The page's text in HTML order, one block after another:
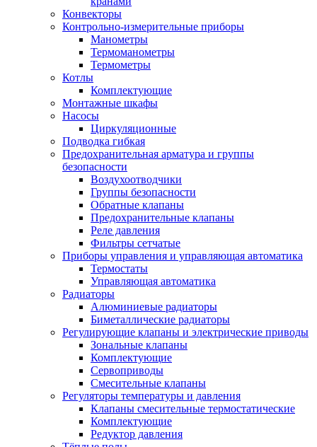
Конвекторы
Контрольно-измерительные приборы
Манометры
Термоманометры
Термометры
Котлы
Комплектующие
Монтажные шкафы
Насосы
Циркуляционные
Подводка гибкая
Предохранительная арматура и группы
безопасности
Воздухоотводчики
Группы безопасности
Обратные клапаны
Предохранительные клапаны
Реле давления
Фильтры сетчатые
Приборы управления и управляющая автоматика
Термостаты
Управляющая автоматика
Радиаторы
Алюминиевые радиаторы
Биметаллические радиаторы
Регулирующие клапаны и электрические приводы
Зональные клапаны
Комплектующие
Сервоприводы
Смесительные клапаны
Регуляторы температуры и давления
Клапаны смесительные термостатические
Комплектующие
Редуктор давления